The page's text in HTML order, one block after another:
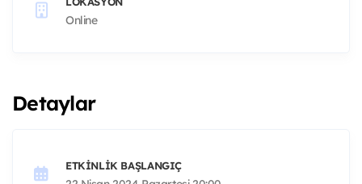
Online
Detaylar
ETKINLIK BAŞLANGIÇ